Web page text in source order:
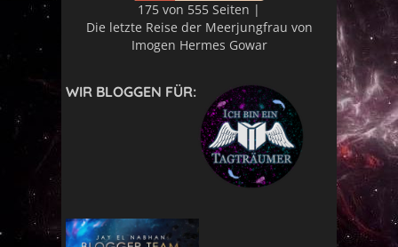
175 von 555 Seiten |
Die letzte Reise der Meerjungfrau von
Imogen Hermes Gowar
WIR BLOGGEN FÜR: